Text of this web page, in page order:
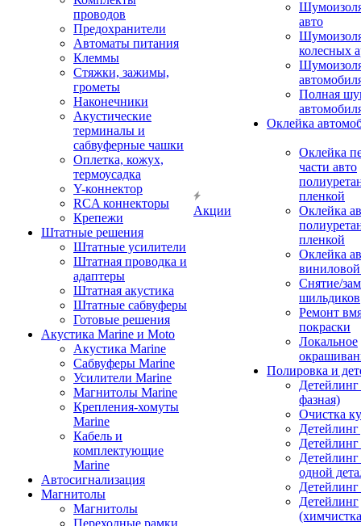
проводов
Предохранители
Автоматы питания
Клеммы
Стяжки, зажимы,
грометы
Наконечники
Акустические
терминалы и
сабвуферные чашки
Оплетка, кожух,
термоусадка
Y-коннектор
RCA коннекторы
Крепежи
Штатные решения
Штатные усилители
Штатная проводка и
адаптеры
Штатная акустика
Штатные сабвуферы
Готовые решения
Акустика Marine и Moto
Акустика Marine
Сабвуферы Marine
Усилители Marine
Магнитолы Marine
Крепления-хомуты
Marine
Кабель и
комплектующие
Marine
Автосигнализация
Магнитолы
Магнитолы
Переходные рамки
Акции
авто
колесных
Полная
Оклейка
Оклейка
части авто
пленкой
Оклейка
пленкой
Оклейка
Снятие/
шильдиков
Ремонт
покраски
Локальное
Полировка и
фазная)
Очистка
Детейлинг
одной
Детейлинг